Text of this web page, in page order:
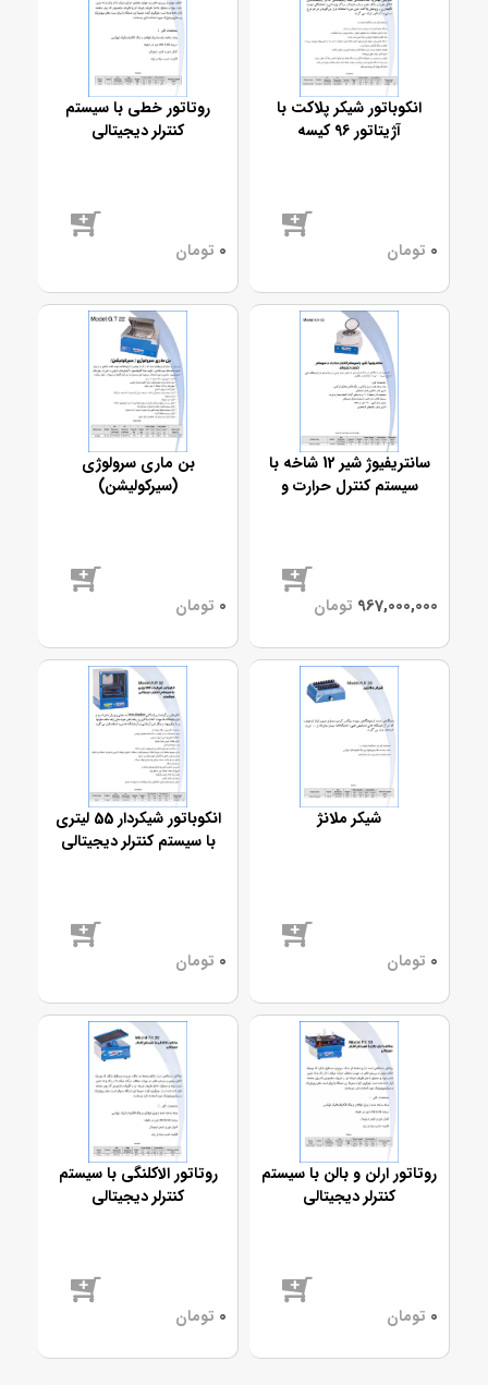
انکوباتور شیکر پلاکت با
آژیتاتور 96 کیسه
موجود
روتاتور خطی با سیستم
کنترلر دیجیتالی
موجود
سانتریفیوژ شیر 12 شاخه با
سیستم کنترل حرارت و
موجود
بن ماری سرولوژی
(سیرکولیشن)
موجود
شیکر ملانژ
موجود
انکوباتور شیکردار 55 لیتری
با سیستم کنترلر دیجیتالی
موجود
روتاتور ارلن و بالن با سیستم
کنترلر دیجیتالی
موجود
روتاتور الاکلنگی با سیستم
کنترلر دیجیتالی
موجود